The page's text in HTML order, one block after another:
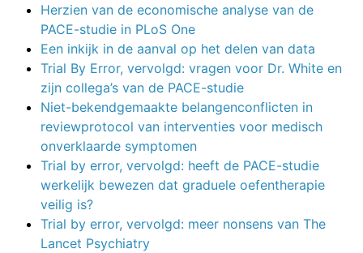
Herzien van de economische analyse van de
PACE-studie in PLoS One
Een inkijk in de aanval op het delen van data
Trial By Error, vervolgd: vragen voor Dr. White en
zijn collega’s van de PACE-studie
Niet-bekendgemaakte belangenconflicten in
reviewprotocol van interventies voor medisch
onverklaarde symptomen
Trial by error, vervolgd: heeft de PACE-studie
werkelijk bewezen dat graduele oefentherapie
veilig is?
Trial by error, vervolgd: meer nonsens van The
Lancet Psychiatry